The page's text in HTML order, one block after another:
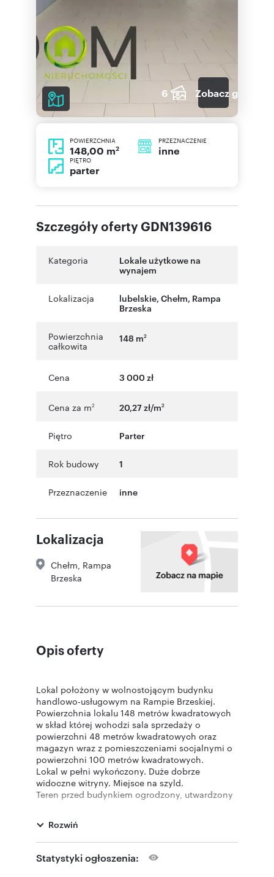
6 Zobacz galerię
POWIERZCHNIA
148,00 m2
PRZEZNACZENIE
inne
PIĘTRO
parter
Szczegóły oferty GDN139616
Kategoria
Lokale użytkowe na
wynajem
Lokalizacja lubelskie, Chełm, Rampa
Brzeska
Powierzchnia
całkowita
148 m2
Cena 3 000 zł
Cena za m2 20,27 zł/m2
Piętro Parter
Rok budowy 1
Przeznaczenie inne
Lokalizacja
Chełm Rampa
Brzeska
Opis oferty
Lokal położony w wolnostojącym budynku
handlowo-usługowym na Rampie Brzeskiej.
Powierzchnia lokalu 148 metrów kwadratowych
w skład której wchodzi sala sprzedaży o
powierzchni 48 metrów kwadratowych oraz
magazyn wraz z pomieszczeniami socjalnymi o
powierzchni 100 metrów kwadratowych.
Lokal w pełni wykończony. Duże dobrze
widoczne witryny. Miejsce na szyld.
Teren przed budynkiem ogrodzony, utwardzony
trasie Chełm-Dorohusk.
Rozwiń
Statystyki ogłoszenia: